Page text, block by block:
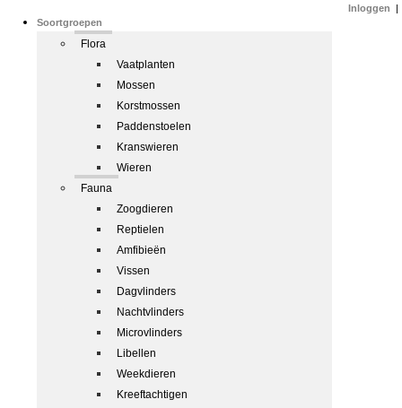
Soortgroepen
Flora
Vaatplanten
Mossen
Korstmossen
Paddenstoelen
Kranswieren
Wieren
Fauna
Zoogdieren
Reptielen
Amfibieën
Vissen
Dagvlinders
Nachtvlinders
Microvlinders
Libellen
Weekdieren
Kreeftachtigen
Inloggen |